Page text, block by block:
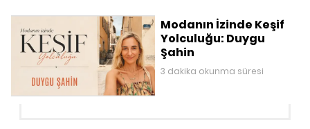
Modanın İzinde Keşif
Yolculuğu: Duygu
Şahin
3 dakika okunma süresi